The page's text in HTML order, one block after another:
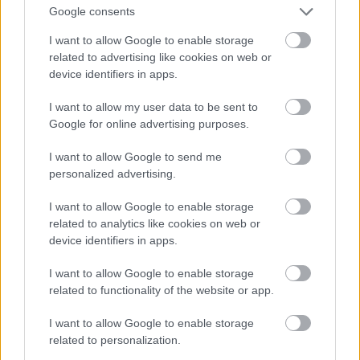
Google consents
I want to allow Google to enable storage
related to advertising like cookies on web or
device identifiers in apps.
I want to allow my user data to be sent to
Google for online advertising purposes.
I want to allow Google to send me
personalized advertising.
I want to allow Google to enable storage
related to analytics like cookies on web or
device identifiers in apps.
I want to allow Google to enable storage
related to functionality of the website or app.
I want to allow Google to enable storage
related to personalization.
By auction sale
-"Gan teerem" Shareholding Co. By auction
sale
-"Mongol-Bolgargeo" Co., Ltd. Preferably by
sales’ offer to Bulgaria
-"Mongol-Czechmetal" Co., Ltd. Preferably
-"Darkhan metalurgy factory" . By open
-Aerogeodesy State Enterprise,
Cartography State Enterprise. By open
tender among investors
-Hovd cement factory
-"Hutul cement" Co., Ltd. By opoen tender
-"Biokombinat State Enterprise. By open
tender